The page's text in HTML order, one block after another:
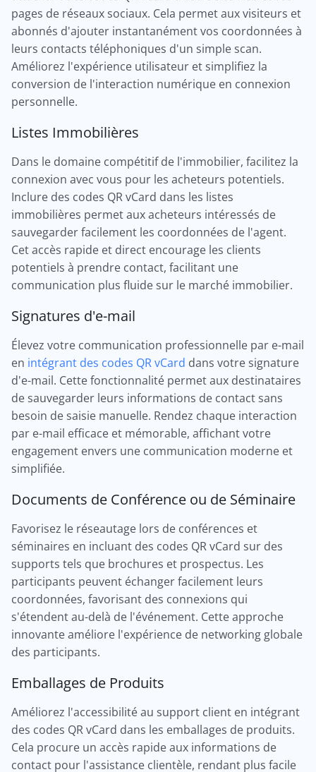
pages de réseaux sociaux. Cela permet aux visiteurs et
abonnés d'ajouter instantanément vos coordonnées à
leurs contacts téléphoniques d'un simple scan.
Améliorez l'expérience utilisateur et simplifiez la
conversion de l'interaction numérique en connexion
personnelle.
Listes Immobilières
Dans le domaine compétitif de l'immobilier, facilitez la
connexion avec vous pour les acheteurs potentiels.
Inclure des codes QR vCard dans les listes
immobilières permet aux acheteurs intéressés de
sauvegarder facilement les coordonnées de l'agent.
Cet accès rapide et direct encourage les clients
potentiels à prendre contact, facilitant une
communication plus fluide sur le marché immobilier.
Signatures d'e-mail
Élevez votre communication professionnelle par e-mail
en intégrant des codes QR vCard dans votre signature
d'e-mail. Cette fonctionnalité permet aux destinataires
de sauvegarder leurs informations de contact sans
besoin de saisie manuelle. Rendez chaque interaction
par e-mail efficace et mémorable, affichant votre
engagement envers une communication moderne et
simplifiée.
Documents de Conférence ou de Séminaire
Favorisez le réseautage lors de conférences et
séminaires en incluant des codes QR vCard sur des
supports tels que brochures et prospectus. Les
participants peuvent échanger facilement leurs
coordonnées, favorisant des connexions qui
s'étendent au-delà de l'événement. Cette approche
innovante améliore l'expérience de networking globale
des participants.
Emballages de Produits
Améliorez l'accessibilité au support client en intégrant
des codes QR vCard dans les emballages de produits.
Cela procure un accès rapide aux informations de
contact pour l'assistance clientèle, rendant plus facile